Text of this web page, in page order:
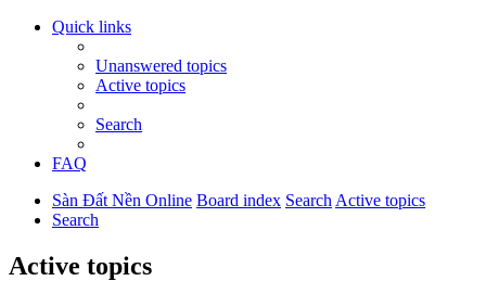
Quick links
Unanswered topics
Active topics
Search
FAQ
Sàn Đất Nền Online Board index Search Active topics
Search
Active topics